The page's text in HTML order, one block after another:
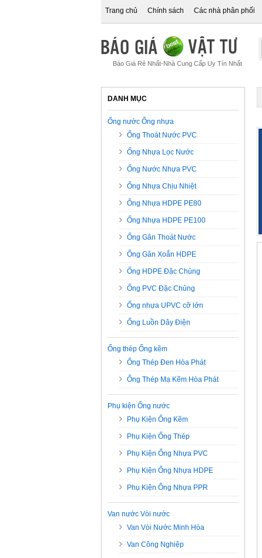
Trang chủ Chính sách Các nhà phân phối
Báo Giá Rẻ Nhất-Nhà Cung Cấp Uy Tín Nhất
DANH MỤC
Ống nước Ống nhựa
Ống Thoát Nước PVC
Ống Nhựa Lọc Nước
Ống Nước Nhựa PVC
Ống Nhựa Chịu Nhiệt
Ống Nhựa HDPE PE80
Ống Nhựa HDPE PE100
Ống Gân Thoát Nước
Ống Gân Xoắn HDPE
Ống HDPE Đặc Chủng
Ống PVC Đặc Chủng
Ống nhựa UPVC cỡ lớn
Ống Luồn Dây Điện
Ống thép Ống kẽm
Ống Thép Đen Hòa Phát
Ống Thép Mạ Kẽm Hòa Phát
Phụ kiện Ống nước
Phụ Kiện Ống Kẽm
Phụ Kiện Ống Thép
Phụ Kiện Ống Nhựa PVC
Phụ Kiện Ống Nhựa HDPE
Phụ Kiện Ống Nhựa PPR
Van nước Vòi nước
Van Vòi Nước Minh Hòa
Van Công Nghiệp